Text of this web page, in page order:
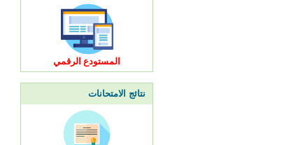
المستودع الرقمي
نتائج الامتحانات